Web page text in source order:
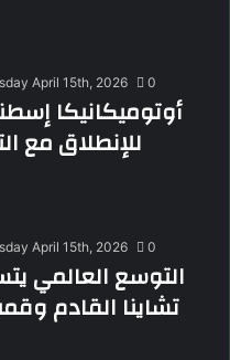
April 15th, 2026 0
للإنطلاق مع
April 15th, 2026 0
تشاينا القادم